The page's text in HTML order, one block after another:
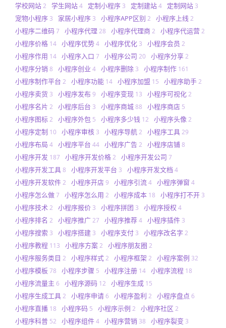
学校网站2 学生网站4 定制小程序 3 定制建站4 定制网站 3
宠物小程序 3 家居小程序 3 小程序APP区别 2 小程序上线 2
小程序二维码7 小程序代理 28 小程序代理商2 小程序代运营2
小程序价格 14 小程序优势4 小程序优化 3 小程序会员 2
小程序作用 14 小程序入口 7 小程序公司 20 小程序分享2
小程序分销 8 小程序创业 4 小程序删除 3 小程序制作 161
小程序制作平台 2 小程序功能 14 小程序加盟 15 小程序助手2
小程序卖货 3 小程序发布9 小程序变现 13 小程序可视化2
小程序名片 2 小程序后台 3 小程序商城88 小程序商店 5
小程序图标2 小程序外包 5 小程序多少钱 12 小程序头像 2
小程序定制 10 小程序审核 3 小程序导航2 小程序工具29
小程序布局 4 小程序平台 44 小程序广告2 小程序店铺8
小程序开发 187 小程序开发价格2 小程序开发公司 7
小程序开发工具8 小程序开发平台 3 小程序开发文档 4
小程序开发软件2 小程序开店9 小程序引流4 小程序弹窗 4
小程序怎么做7 小程序怎么用 2 小程序成本 18 小程序打不开 3
小程序技术 2 小程序报价 3 小程序拼团 3 小程序授权 4
小程序排名 2 小程序推广27 小程序推荐4 小程序插件 3
小程序搜索 3 小程序搭建 3 小程序支付 3 小程序改名字 2
小程序教程 113 小程序方案2 小程序朋友圈 2
小程序服务类目 2 小程序样式2 小程序框架 2 小程序案例 32
小程序模板 78 小程序步骤 5 小程序注册 14 小程序流程 18
小程序流量主 6 小程序源码 12 小程序生成 15
小程序生成工具2 小程序申请6 小程序盈利 2 小程序盘点 6
小程序直播 18 小程序码 5 小程序示例 2 小程序社区 2
小程序科普 52 小程序组件4 小程序营销 38 小程序裂变 3